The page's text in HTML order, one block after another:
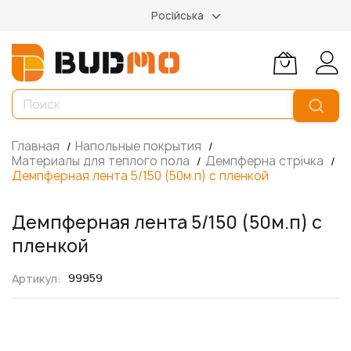
Російська
Главная
Напольные покрытия
Материалы для теплого пола
Демпферна стрічка
Демпферная лента 5/150 (50м.п) с пленкой
Демпферная лента 5/150 (50м.п) с
пленкой
Артикул 99959